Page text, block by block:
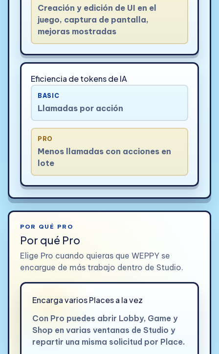
Creación y edición de UI en el
juego, captura de pantalla,
mejoras mostradas
Eficiencia de tokens de IA
BASIC
Llamadas por acción
PRO
Menos llamadas con acciones en
lote
POR QUÉ PRO
Por qué Pro
Elige Pro cuando quieras que WEPPY se
encargue de más trabajo dentro de Studio.
Encarga varios Places a la vez
Con Pro puedes abrir Lobby, Game y
Shop en varias ventanas de Studio y
repartir una misma solicitud por Place.